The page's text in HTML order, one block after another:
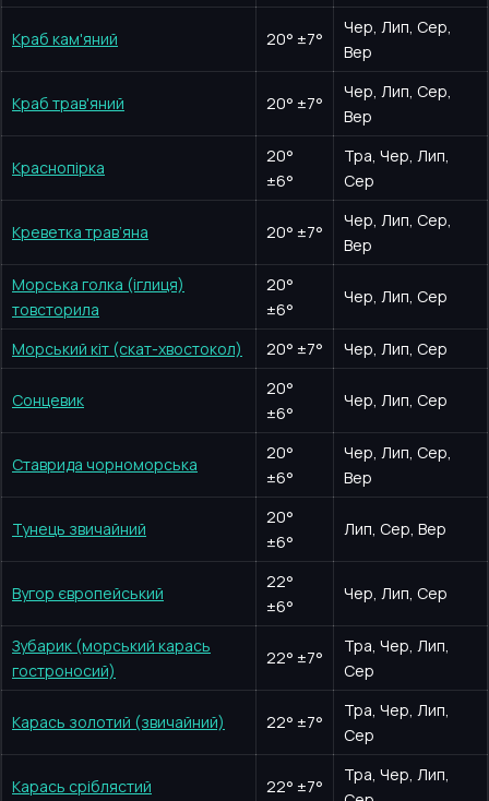
Краб кам'яний 20° ±7°
Чер, Лип, Сер,
Вер
Краб трав'яний 20° ±7°
Чер, Лип, Сер,
Вер
Краснопірка
20°
±6°
Тра, Чер, Лип,
Сер
Креветка трав’яна 20° ±7°
Чер, Лип, Сер,
Вер
Морська голка (іглиця)
товсторила
20°
±6°
Чер, Лип, Сер
Морський кіт (скат-хвостокол) 20° ±7° Чер, Лип, Сер
Сонцевик
20°
±6°
Чер, Лип, Сер
Ставрида чорноморська
20°
±6°
Чер, Лип, Сер,
Вер
Тунець звичайний
20°
±6°
Лип, Сер, Вер
Вугор європейський
22°
±6°
Чер, Лип, Сер
Зубарик (морський карась
гостроносий)
22° ±7°
Тра, Чер, Лип,
Сер
Карась золотий (звичайний) 22° ±7°
Тра, Чер, Лип,
Сер
Карась сріблястий 22° ±7°
Тра, Чер, Лип,